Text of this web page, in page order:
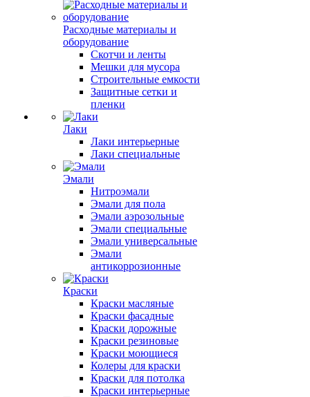
Расходные материалы и
оборудование
Скотчи и ленты
Мешки для мусора
Строительные емкости
Защитные сетки и
пленки
Лаки
Лаки интерьерные
Лаки специальные
Эмали
Нитроэмали
Эмали для пола
Эмали аэрозольные
Эмали специальные
Эмали универсальные
Эмали
антикоррозионные
Краски
Краски масляные
Краски фасадные
Краски дорожные
Краски резиновые
Краски моющиеся
Колеры для краски
Краски для потолка
Краски интерьерные